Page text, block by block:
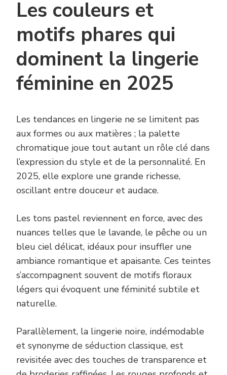
Les couleurs et
motifs phares qui
dominent la lingerie
féminine en 2025
Les tendances en lingerie ne se limitent pas
aux formes ou aux matières ; la palette
chromatique joue tout autant un rôle clé dans
l’expression du style et de la personnalité. En
2025, elle explore une grande richesse,
oscillant entre douceur et audace.
Les tons pastel reviennent en force, avec des
nuances telles que le lavande, le pêche ou un
bleu ciel délicat, idéaux pour insuffler une
ambiance romantique et apaisante. Ces teintes
s’accompagnent souvent de motifs floraux
légers qui évoquent une féminité subtile et
naturelle.
Parallèlement, la lingerie noire, indémodable
et synonyme de séduction classique, est
revisitée avec des touches de transparence et